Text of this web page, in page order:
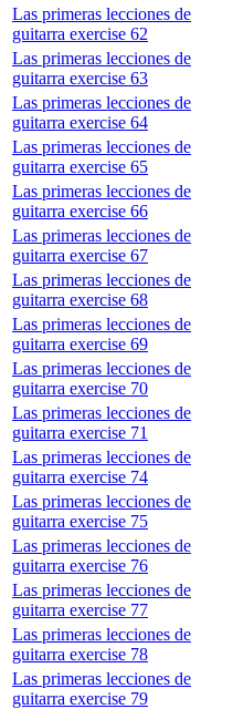
Las primeras lecciones de
guitarra exercise 62
Las primeras lecciones de
guitarra exercise 63
Las primeras lecciones de
guitarra exercise 64
Las primeras lecciones de
guitarra exercise 65
Las primeras lecciones de
guitarra exercise 66
Las primeras lecciones de
guitarra exercise 67
Las primeras lecciones de
guitarra exercise 68
Las primeras lecciones de
guitarra exercise 69
Las primeras lecciones de
guitarra exercise 70
Las primeras lecciones de
guitarra exercise 71
Las primeras lecciones de
guitarra exercise 74
Las primeras lecciones de
guitarra exercise 75
Las primeras lecciones de
guitarra exercise 76
Las primeras lecciones de
guitarra exercise 77
Las primeras lecciones de
guitarra exercise 78
Las primeras lecciones de
guitarra exercise 79